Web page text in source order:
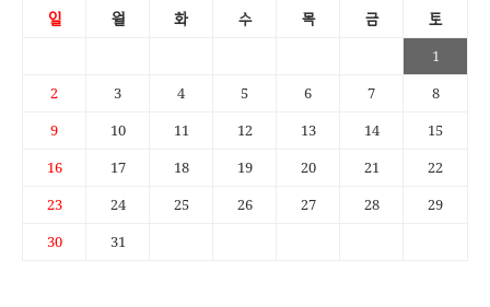
일 월 화 수 목 금 토
1
2
3 4 5 6 7
8
9
10 11 12 13 14
15
16
17 18 19 20 21
22
23
24 25 26 27 28
29
30
31